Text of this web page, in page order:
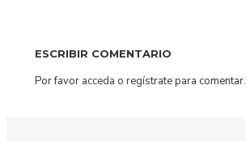
ESCRIBIR COMENTARIO
Por favor acceda o regístratepara comentar.